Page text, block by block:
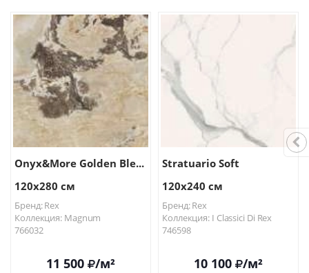
В КОРЗИНУ
Onyx&More Golden Ble...
120x280 см
Бренд: Rex
Коллекция: Magnum
766032
11 500 /м²
Stratuario Soft
120x240 см
Бренд: Rex
Коллекция: I Classici Di Rex
746598
10 100 /м²